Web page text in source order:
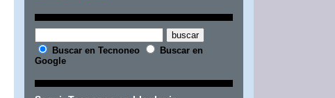
Buscar en Tecnoneo
Buscar en
Google